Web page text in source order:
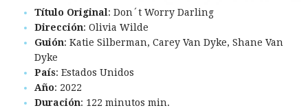
Título Original: Don´t Worry Darling
Dirección: Olivia Wilde
Guión: Katie Silberman, Carey Van Dyke, Shane Van
Dyke
País: Estados Unidos
Año: 2022
Duración: 122 minutos min.